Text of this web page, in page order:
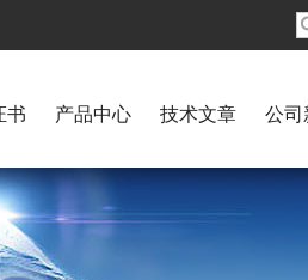
书 产品中心 技术文章 公司